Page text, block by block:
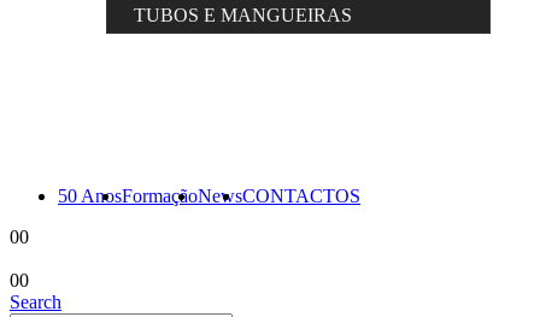
TUBOS E MANGUEIRAS
50 AnosFormaçãoNewsCONTACTOS
00
00
Search